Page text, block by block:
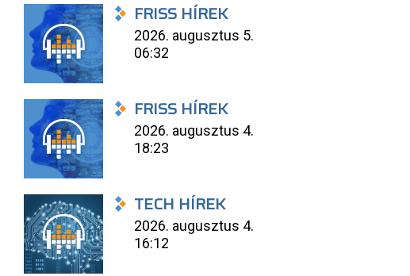
FRISS HÍREK
2026. augusztus 5.
06:32
FRISS HÍREK
2026. augusztus 4.
18:23
TECH HÍREK
2026. augusztus 4.
16:12